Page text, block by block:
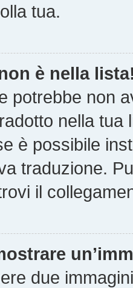
tua.
è nella
potrebbe non
nella tua
è possibile
traduzione.
il
due